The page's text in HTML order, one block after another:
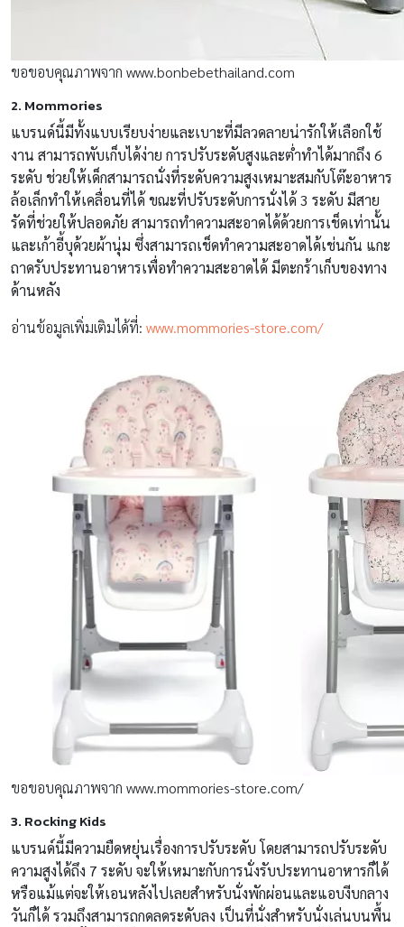
ขอขอบคุณภาพจาก www.bonbebethailand.com
2. Mommories
แบรนด์นี้มีทั้งแบบเรียบง่ายและเบาะที่มีลวดลายน่ารักให้เลือกใช้
งาน สามารถพับเก็บได้ง่าย การปรับระดับสูงและต่ำทำได้มากถึง 6
ระดับ ช่วยให้เด็กสามารถนั่งที่ระดับความสูงเหมาะสมกับโต๊ะอาหาร
ล้อเล็กทำให้เคลื่อนที่ได้ ขณะที่ปรับระดับการนั่งได้ 3 ระดับ มีสาย
รัดที่ช่วยให้ปลอดภัย สามารถทำความสะอาดได้ด้วยการเช็ดเท่านั้น
และเก้าอี้บุด้วยผ้านุ่ม ซึ่งสามารถเช็ดทำความสะอาดได้เช่นกัน แกะ
ถาดรับประทานอาหารเพื่อทำความสะอาดได้ มีตะกร้าเก็บของทาง
ด้านหลัง
อ่านข้อมูลเพิ่มเติมได้ที่: www.mommories-store.com/
ขอขอบคุณภาพจาก www.mommories-store.com/
3. Rocking Kids
แบรนด์นี้มีความยืดหยุ่นเรื่องการปรับระดับ โดยสามารถปรับระดับ
ความสูงได้ถึง 7 ระดับ จะให้เหมาะกับการนั่งรับประทานอาหารก็ได้
หรือแม้แต่จะให้เอนหลังไปเลยสำหรับนั่งพักผ่อนและแอบงีบกลาง
วันก็ได้ รวมถึงสามารถกดลดระดับลง เป็นที่นั่งสำหรับนั่งเล่นบนพื้น